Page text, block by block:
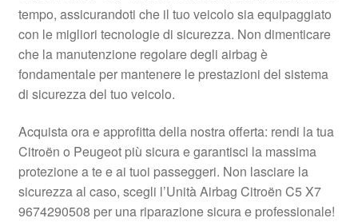
Spedizione in tutto il mondo
Termini e condizioni
tempo, assicurandoti che il tuo veicolo sia equipaggiato
con le migliori tecnologie di sicurezza. Non dimenticare
che la manutenzione regolare degli airbag è
fondamentale per mantenere le prestazioni del sistema
di sicurezza del tuo veicolo.
Acquista ora e approfitta della nostra offerta: rendi la tua
Citroën o Peugeot più sicura e garantisci la massima
protezione a te e ai tuoi passeggeri. Non lasciare la
sicurezza al caso, scegli l’Unità Airbag Citroën C5 X7
9674290508 per una riparazione sicura e professionale!